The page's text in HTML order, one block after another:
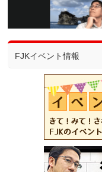
FJKイベント情報